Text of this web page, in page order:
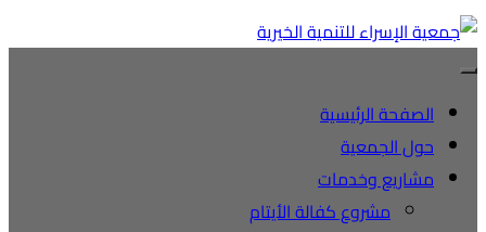
الصفحة الرئيسية
حول الجمعية
مشاريع وخدمات
مشروع كفالة الأيتام